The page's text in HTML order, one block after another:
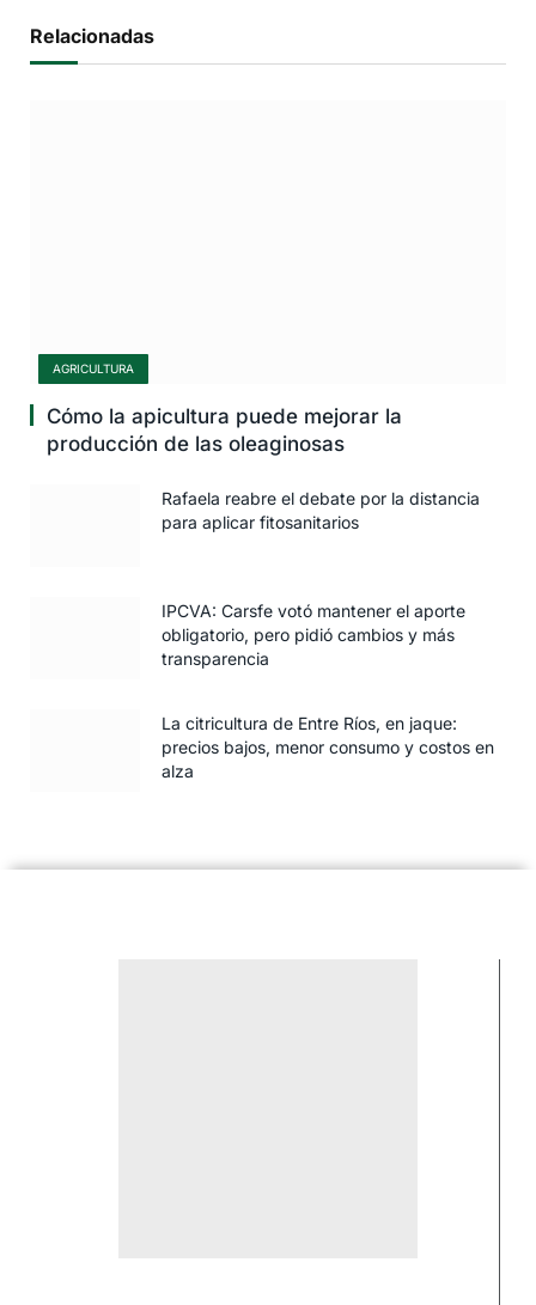
Relacionadas
AGRICULTURA
Cómo la apicultura puede mejorar la
producción de las oleaginosas
Rafaela reabre el debate por la distancia
para aplicar fitosanitarios
IPCVA: Carsfe votó mantener el aporte
obligatorio, pero pidió cambios y más
transparencia
La citricultura de Entre Ríos, en jaque:
precios bajos, menor consumo y costos en
alza